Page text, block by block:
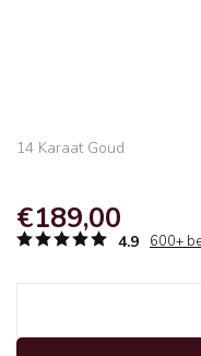
14 Karaat Goud
€189,00
4.9 600+